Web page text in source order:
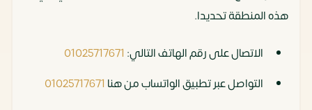
هذه المنطقة تحديدا.
الاتصال على رقم الهاتف التالي: 01025717671
التواصل عبر تطبيق الواتساب من هنا 01025717671